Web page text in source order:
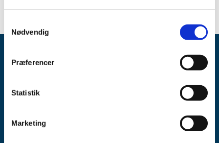
Nødvendig
Præferencer
Statistik
Marketing
Axel Heides Gade 1